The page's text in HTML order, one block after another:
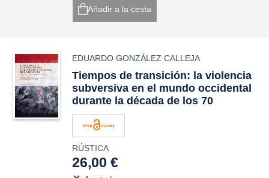
Añadir a la cesta
EDUARDO GONZÁLEZ CALLEJA
Tiempos de transición: la violencia
subversiva en el mundo occidental
durante la década de los 70
RÚSTICA
26,00 €